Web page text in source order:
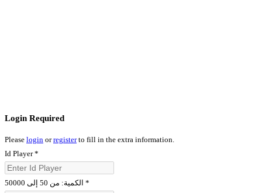
Login Required
Please login orregisterto fill in the extra information.
Id Player*
*